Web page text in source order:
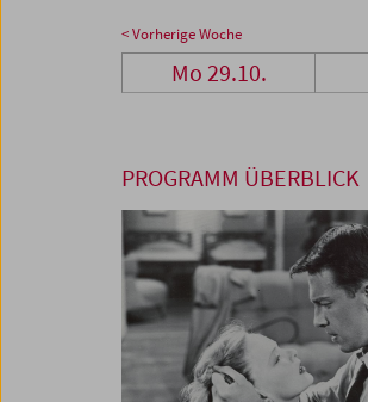
< Vorherige Woche
Mo 29.10.
PROGRAMM ÜBERBLICK